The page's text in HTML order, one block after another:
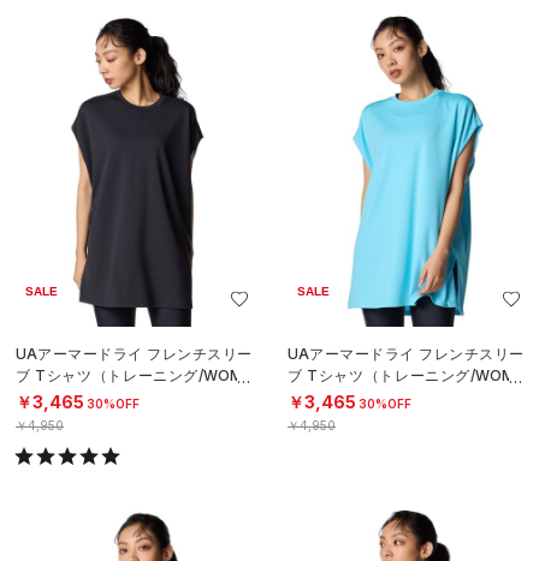
SALE
UAアーマードライ フレンチスリー
ブ Tシャツ（トレーニング/WOME
N）
￥3,465 30%OFF
￥4,950
SALE
UAアーマードライ フレンチスリー
ブ Tシャツ（トレーニング/WOME
N）
￥3,465 30%OFF
￥4,950